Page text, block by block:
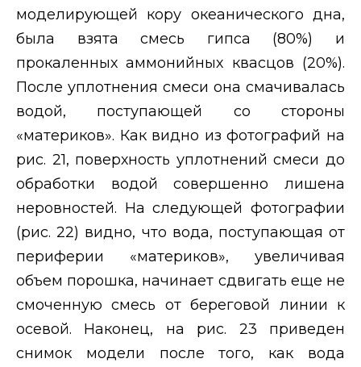
моделирующей кору океанического дна,
была взята смесь гипса (80%) и
прокаленных аммонийных квасцов (20%).
После уплотнения смеси она смачивалась
водой, поступающей со стороны
«материков». Как видно из фотографий на
рис. 21, поверхность уплотнений смеси до
обработки водой совершенно лишена
неровностей. На следующей фотографии
(рис. 22) видно, что вода, поступающая от
периферии «материков», увеличивая
объем порошка, начинает сдвигать еще не
смоченную смесь от береговой линии к
осевой. Наконец, на рис. 23 приведен
снимок модели после того, как вода